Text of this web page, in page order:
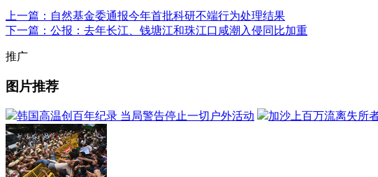
上一篇：自然基金委通报今年首批科研不端行为处理结果
下一篇：公报：去年长江、钱塘江和珠江口咸潮入侵同比加重
推广
图片推荐
韩国高温创百年纪录 当局警告停止一切户外活动 加沙上百万流离失所